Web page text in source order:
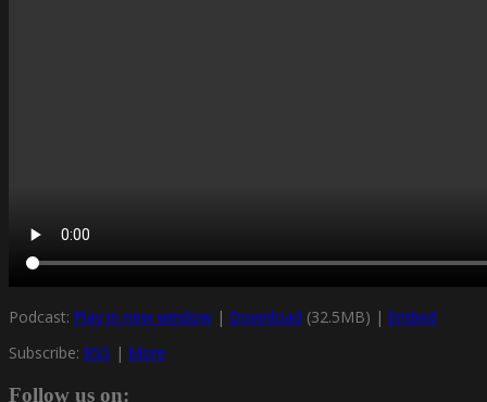
Podcast: Play in new window | Download (32.5MB) | Embed
Subscribe: RSS | More
Follow us on: